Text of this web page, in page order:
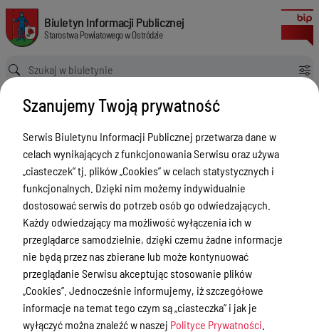
Punkty nieodpłatnej pomocy prawnej
Biuletyn Informacji Publicznej Starostwa Powiatowego w Ostródzie
Biuletyn Informacji Publicznej
Starostwa Powiatowego w Ostródzie
Ścieżka powrotu
Strona główna
Nieodpłatna Pomoc Prawna
Punkty nieodpłatnej pomocy prawnej
Nieodpłatna Pomoc Prawna
Menu Przedmiotowe
Starostwo Powiatowe
Poradnik Interesanta
Informacje o naborze
Zamówienia Publiczne
Tablica ogłoszeń
Dyżury Aptek w Powiecie Ostródzkim
Wersja
nieobowiązująca z dnia
24-10-2023 09:55:44
Drukuj
Punkty
nieodpłatnej
pomocy
prawnej
Szanujemy Twoją prywatność
Serwis Biuletynu Informacji Publicznej przetwarza dane w
celach wynikających z funkcjonowania Serwisu oraz używa
„ciasteczek” tj. plików „Cookies” w celach statystycznych i
funkcjonalnych. Dzięki nim możemy indywidualnie
dostosować serwis do potrzeb osób go odwiedzających.
Każdy odwiedzający ma możliwość wyłączenia ich w
przeglądarce samodzielnie, dzięki czemu żadne informacje
nie będą przez nas zbierane lub może kontynuować
przeglądanie Serwisu akceptując stosowanie plików
„Cookies”. Jednocześnie informujemy, iż szczegółowe
informacje na temat tego czym są „ciasteczka” i jak je
wyłączyć można znaleźć w naszej Polityce Prywatności